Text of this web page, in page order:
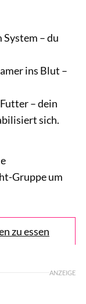
– du
ins Blut –
– dein
sich.
Gruppe um
zu essen
ANZEIGE